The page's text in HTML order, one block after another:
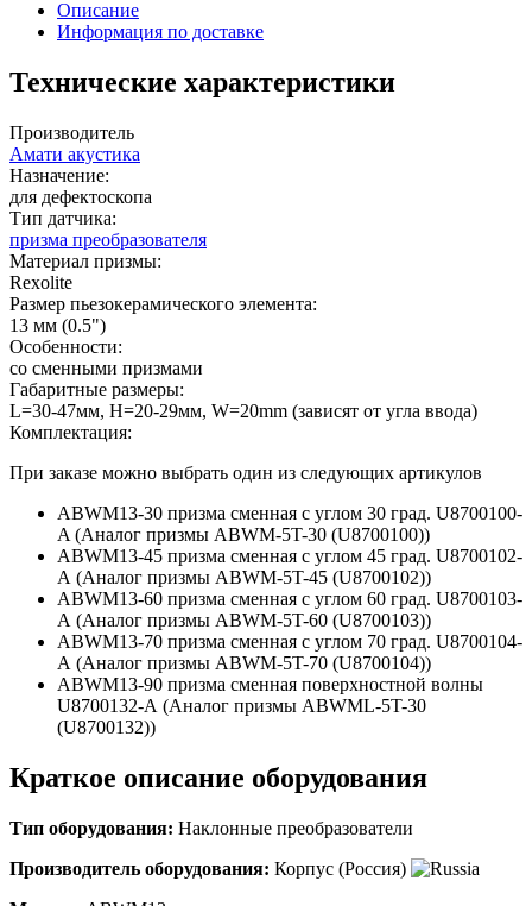
Описание
Информация по доставке
Технические характеристики
Производитель
Амати акустика
Назначение:
для дефектоскопа
Тип датчика:
призма преобразователя
Материал призмы:
Rexolite
Размер пьезокерамического элемента:
13 мм (0.5")
Особенности:
со сменными призмами
Габаритные размеры:
L=30-47мм, H=20-29мм, W=20mm (зависят от угла ввода)
Комплектация:
При заказе можно выбрать один из следующих артикулов
ABWM13-30 призма сменная с углом 30 град. U8700100-
A (Аналог призмы ABWM-​5T-​30 (U8700100))
ABWM13-45 призма сменная с углом 45 град. U8700102-
A (Аналог призмы ABWM-​5T-​45 (U8700102))
ABWM13-60 призма сменная с углом 60 град. U8700103-
A (Аналог призмы ABWM-​5T-​60 (U8700103))
ABWM13-70 призма сменная с углом 70 град. U8700104-
A (Аналог призмы ABWM-​5T-​70 (U8700104))
ABWM13-90 призма сменная поверхностной волны
U8700132-A (Аналог призмы ABWML-​5T-​30
(U8700132))
Краткое описание оборудования
Тип оборудования: Наклонные преобразователи
Производитель оборудования: Корпус (Россия)